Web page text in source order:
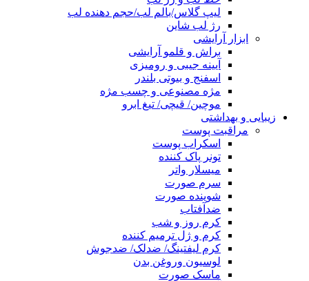
لیپ گلاس/بالم لب/حجم دهنده لب
رژ لب شاین
ابزار آرایشی
براش و قلمو آرایشی
آیینه جیبی و رومیزی
اسفنج و بیوتی بلندر
مژه مصنوعی و چسب مژه
موچین/ قیچی/ تیغ ابرو
زیبایی و بهداشتی
مراقبت پوست
اسکراب پوست
تونر پاک کننده
میسلار واتر
سرم صورت
شوینده صورت
ضدآفتاب
کرم روز و شب
کرم و ژل ترمیم کننده
کرم لیفتینگ/ ضدلک/ ضدجوش
لوسیون وروغن بدن
ماسک صورت